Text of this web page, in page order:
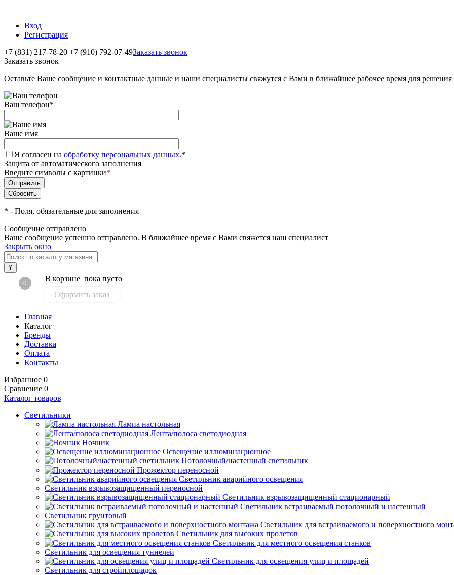
Вход
Регистрация
+7 (831) 217-78-20 +7 (910) 792-07-49Заказать звонок
Заказать звонок
Оставьте Ваше сообщение и контактные данные и наши специалисты свяжутся с Вами в ближайшее рабочее время для
Ваш телефон*
Ваше имя
Я согласен на обработку персональных данных.*
Защита от автоматического заполнения
Введите символы с картинки*
* - Поля, обязательные для заполнения
Сообщение отправлено
Ваше сообщение успешно отправлено. В ближайшее время с Вами свяжется наш специалист
Закрыть окно
0
В корзине пока пусто
Оформить заказ
Главная
Каталог
Бренды
Доставка
Оплата
Контакты
Избранное 0
Сравнение 0
Каталог товаров
Светильники
Лампа настольная
Лента/полоса светодиодная
Ночник
Освещение иллюминационное
Потолочный/настенный светильник
Прожектор переносной
Светильник аварийного освещения
Светильник взрывозащищенный переносной
Светильник взрывозащищенный стационарный
Светильник встраиваемый потолочный и настенный
Светильник грунтовый
Светильник для встраиваемого и поверхностного
Светильник для высоких пролетов
Светильник для местного освещения станков
Светильник для освещения туннелей
Светильник для освещения улиц и площадей
Светильник для стройплощадок